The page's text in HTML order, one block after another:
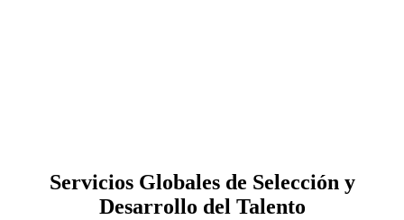
Servicios Globales de Selección y
Desarrollo del Talento